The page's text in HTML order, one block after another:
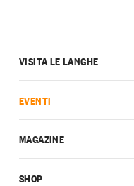
VISITA LE LANGHE
EVENTI
MAGAZINE
SHOP